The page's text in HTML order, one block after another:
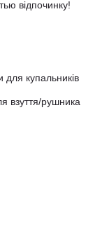
відпочинку!
для купальників
взуття/рушника